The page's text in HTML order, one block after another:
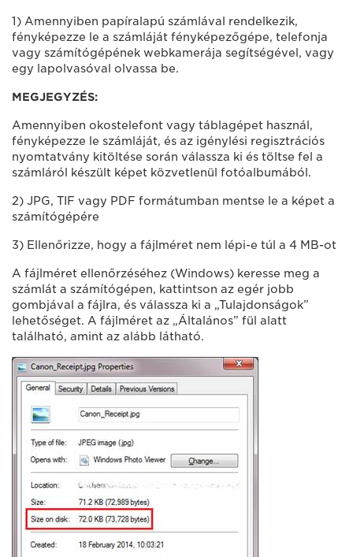
1) Amennyiben papíralapú számlával rendelkezik,
fényképezze le a számláját fényképezőgépe, telefonja
vagy számítógépének webkamerája segítségével, vagy
egy lapolvasóval olvassa be.
MEGJEGYZÉS:
Amennyiben okostelefont vagy táblagépet használ,
fényképezze le számláját, és az igénylési regisztrációs
nyomtatvány kitöltése során válassza ki és töltse fel a
számláról készült képet közvetlenül fotóalbumából.
2) JPG, TIF vagy PDF formátumban mentse le a képet a
számítógépére
3) Ellenőrizze, hogy a fájlméret nem lépi-e túl a 4 MB-ot
A fájlméret ellenőrzéséhez (Windows) keresse meg a
számlát a számítógépen, kattintson az egér jobb
gombjával a fájlra, és válassza ki a „Tulajdonságok”
lehetőséget. A fájlméret az „Általános” fül alatt
található, amint az alább látható.